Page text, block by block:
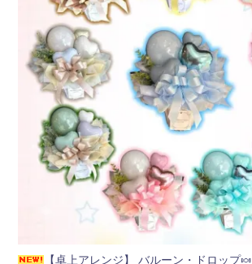
【卓上アレンジ】 バルーン・ドロップ🍬